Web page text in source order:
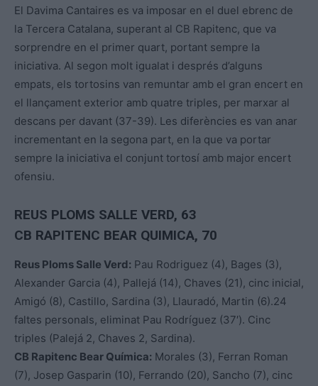
El Davima Cantaires es va imposar en el duel ebrenc de
la Tercera Catalana, superant al CB Rapitenc, que va
sorprendre en el primer quart, portant sempre la
iniciativa. Al segon molt igualat i després d’alguns
empats, els tortosins van remuntar amb el gran encert en
el llançament exterior amb quatre triples, per marxar al
descans per davant (37-39). Les diferències es van anar
incrementant en la segona part, en la que va portar
sempre la iniciativa el conjunt tortosí amb major encert
ofensiu.
REUS PLOMS SALLE VERD, 63
CB RAPITENC BEAR QUIMICA, 70
Reus Ploms Salle Verd: Pau Rodriguez (4), Bages (3),
Alexander Garcia (4), Pallejá (14), Chaves (21), cinc inicial,
Amigó (8), Castillo, Sardina (3), Llauradó, Martin (6).24
faltes personals, eliminat Pau Rodríguez (37′). Cinc
triples (Palejá 2, Chaves 2, Sardina).
CB Rapitenc Bear Química: Morales (3), Ferran Roman
(7), Josep Gasparin (10), Ferrando (20), Sancho (7), cinc